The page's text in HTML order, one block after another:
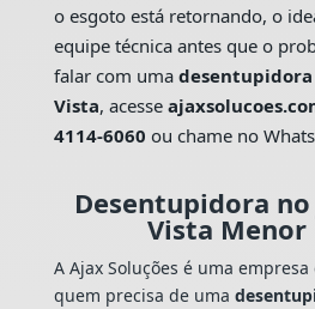
o esgoto está retornando, o
equipe técnica antes que o
falar com uma desentupidora
Vista, acesse
4114-6060 ou chame no
Desentupidora
Vista Menor
A Ajax Soluções é uma
quem precisa de uma